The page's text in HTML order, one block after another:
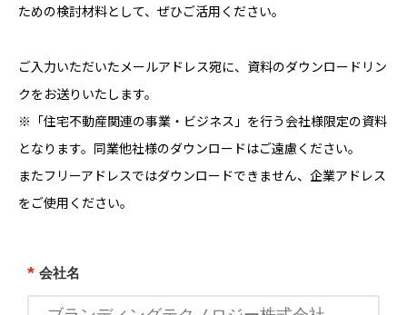
ための検討材料として、ぜひご活用ください。
ご入力いただいたメールアドレス宛に、資料のダウンロードリン
クをお送りいたします。
※「住宅不動産関連の事業・ビジネス」を行う会社様限定の資料
となります。同業他社様のダウンロードはご遠慮ください。
またフリーアドレスではダウンロードできません、企業アドレス
をご使用ください。
* 会社名